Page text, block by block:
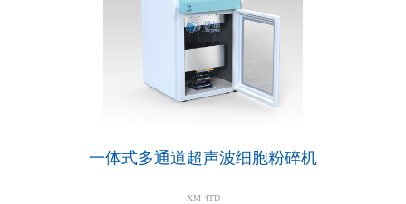
一体式多通道超声波细胞粉碎机
XM-4TD